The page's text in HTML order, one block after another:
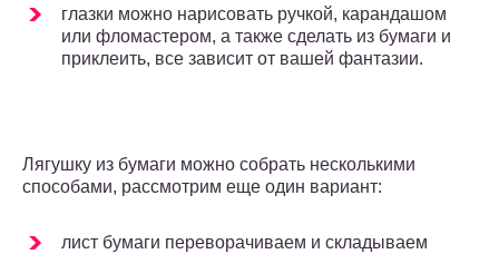
глазки можно нарисовать ручкой, карандашом
или фломастером, а также сделать из бумаги и
приклеить, все зависит от вашей фантазии.
Лягушку из бумаги можно собрать несколькими
способами, рассмотрим еще один вариант:
лист бумаги переворачиваем и складываем